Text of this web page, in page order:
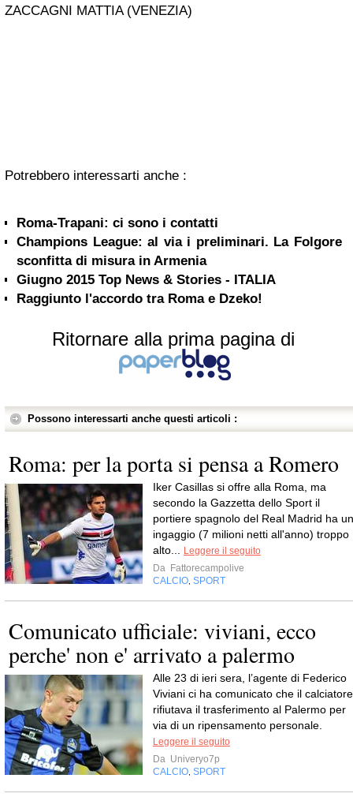
ZACCAGNI MATTIA (VENEZIA)
Potrebbero interessarti anche :
Roma-Trapani: ci sono i contatti
Champions League: al via i preliminari. La Folgore
sconfitta di misura in Armenia
Giugno 2015 Top News & Stories - ITALIA
Raggiunto l'accordo tra Roma e Dzeko!
Ritornare alla prima pagina di
Possono interessarti anche questi articoli :
Roma: per la porta si pensa a Romero
Iker Casillas si offre alla Roma, ma
secondo la Gazzetta dello Sport il
portiere spagnolo del Real Madrid ha un
ingaggio (7 milioni netti all'anno) troppo
alto...
Leggere il seguito
Da Fattorecampolive
CALCIO SPORT
Comunicato ufficiale: viviani, ecco
perche' non e' arrivato a palermo
Alle 23 di ieri sera, l’agente di Federico
Viviani ci ha comunicato che il calciatore
rifiutava il trasferimento al Palermo per
via di un ripensamento personale.
Leggere il seguito
Da Univeryo7p
CALCIO SPORT